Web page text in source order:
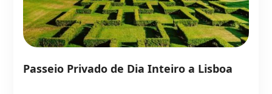
Passeio Privado de Dia Inteiro a Lisboa